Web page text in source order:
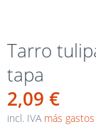
Tarro
tapa
2,09 €
incl. IVA más